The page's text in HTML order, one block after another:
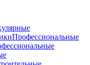
Профессиональные